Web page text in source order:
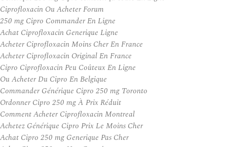
Ciprofloxacin Ou Acheter Forum
250 mg Cipro Commander En Ligne
Achat Ciprofloxacin Generique Ligne
Acheter Ciprofloxacin Moins Cher En France
Acheter Ciprofloxacin Original En France
Cipro Ciprofloxacin Peu Coûteux En Ligne
Ou Acheter Du Cipro En Belgique
Commander Générique Cipro 250 mg Toronto
Ordonner Cipro 250 mg À Prix Réduit
Comment Acheter Ciprofloxacin Montreal
Achetez Générique Cipro Prix Le Moins Cher
Achat Cipro 250 mg Generique Pas Cher